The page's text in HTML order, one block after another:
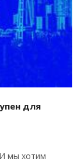
для
мы хотим